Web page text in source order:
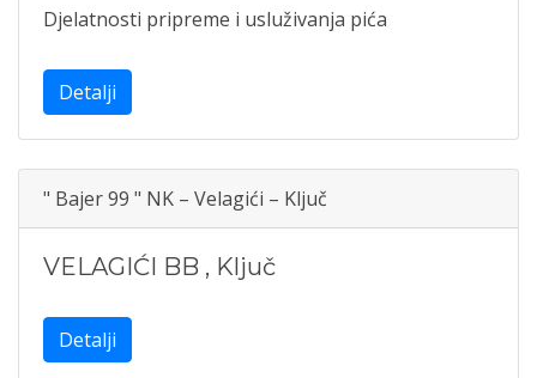
Djelatnosti pripreme i usluživanja pića
Detalji
" Bajer 99 " NK – Velagići – Ključ
VELAGIĆI BB , Ključ
Detalji